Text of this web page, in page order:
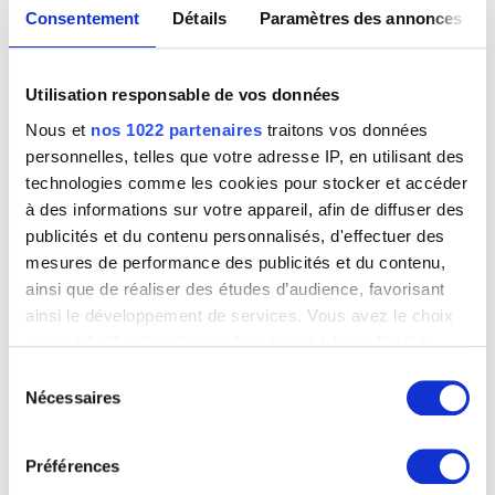
Consentement Détails Paramètres des annonces
Utilisation responsable de vos données
Nous et nos 1022 partenaires traitons vos données
personnelles, telles que votre adresse IP, en utilisant des
technologies comme les cookies pour stocker et accéder
à des informations sur votre appareil, afin de diffuser des
publicités et du contenu personnalisés, d'effectuer des
mesures de performance des publicités et du contenu,
ainsi que de réaliser des études d’audience, favorisant
ainsi le développement de services. Vous avez le choix
quant à l'utilisation de vos données et à leurs finalités.
tout moment en consultant la Déclaration relative aux
cookies ou en cliquant sur l'icône de confidentialité.
Si vous le permettez, nous aimerions également :
Nécessaires
Préférences
Henri Heerbrant